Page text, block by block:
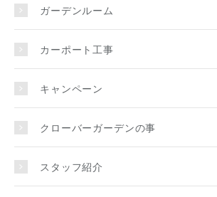
ガーデンルーム
カーポート工事
キャンペーン
クローバーガーデンの事
スタッフ紹介